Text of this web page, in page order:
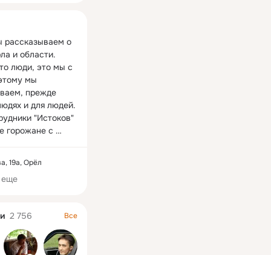
рассказываем о
и области.
люди, это мы с
мы
прежде
и для людей.
"Истоков"
горожане с
наша работа
и жизнь к
его и убирать.
чтобы
и приумножать
19а, Орёл
еще
2 756 Все